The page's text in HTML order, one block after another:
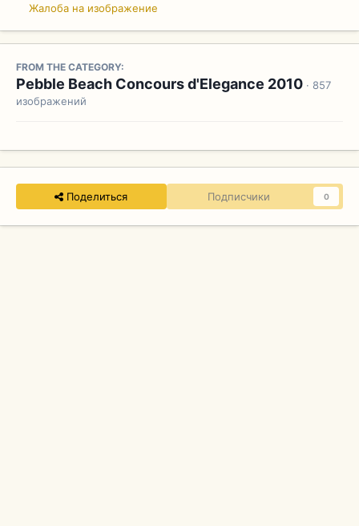
Жалоба на изображение
FROM THE CATEGORY:
Pebble Beach Concours d'Elegance 2010 · 857
изображений
Поделиться Подписчики 0